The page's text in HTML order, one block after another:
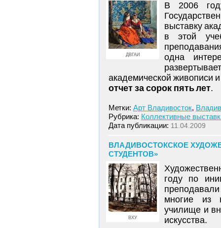
ДВГАИ
В 2006
выставку
в этой
одна
академической живописи
отчет за сорок пять лет.
Метки: Арт Владивосток,
Рубрика: Коллективные
Дата публикации: 11.04.2009
ВЛАДИВОСТОКСКОЕ
СТУДЕНТОВ»
ВХУ
году по
многие из
училище и
искусства.